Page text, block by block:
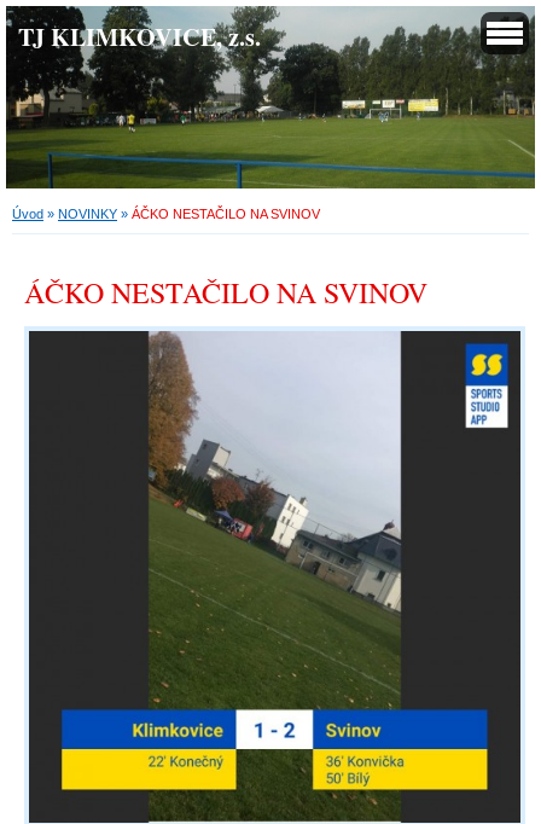
TJ KLIMKOVICE, z.s.
Úvod » NOVINKY » ÁČKO NESTAČILO NA SVINOV
ÁČKO NESTAČILO NA SVINOV